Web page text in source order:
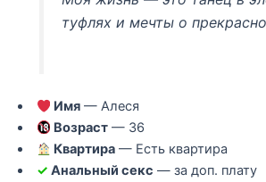
туфлях и мечты о
Имя — Алеся
Возраст — 36
Квартира — Есть квартира
✓ Анальный секс — за доп. плату